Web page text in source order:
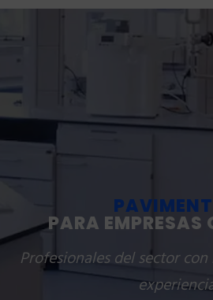
PARA
Profesionales del sector con